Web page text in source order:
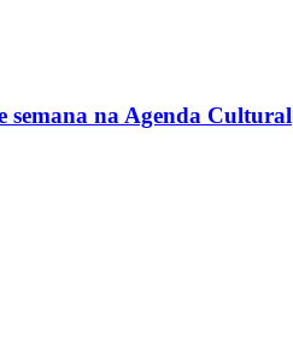
semana na Agenda Cultural